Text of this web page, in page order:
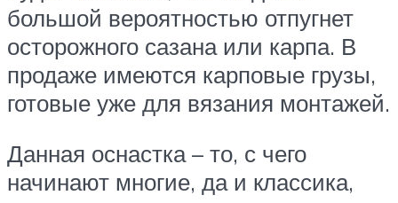
большой вероятностью отпугнет
осторожного сазана или карпа. В
продаже имеются карповые грузы,
готовые уже для вязания монтажей.
Данная оснастка – то, с чего
начинают многие, да и классика,